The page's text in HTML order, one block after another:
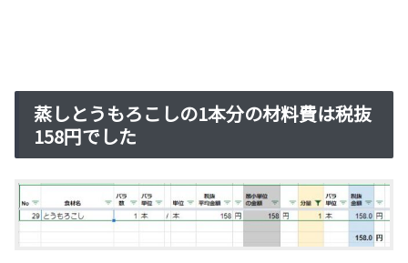
蒸しとうもろこしの1本分の材料費は税抜
158円でした